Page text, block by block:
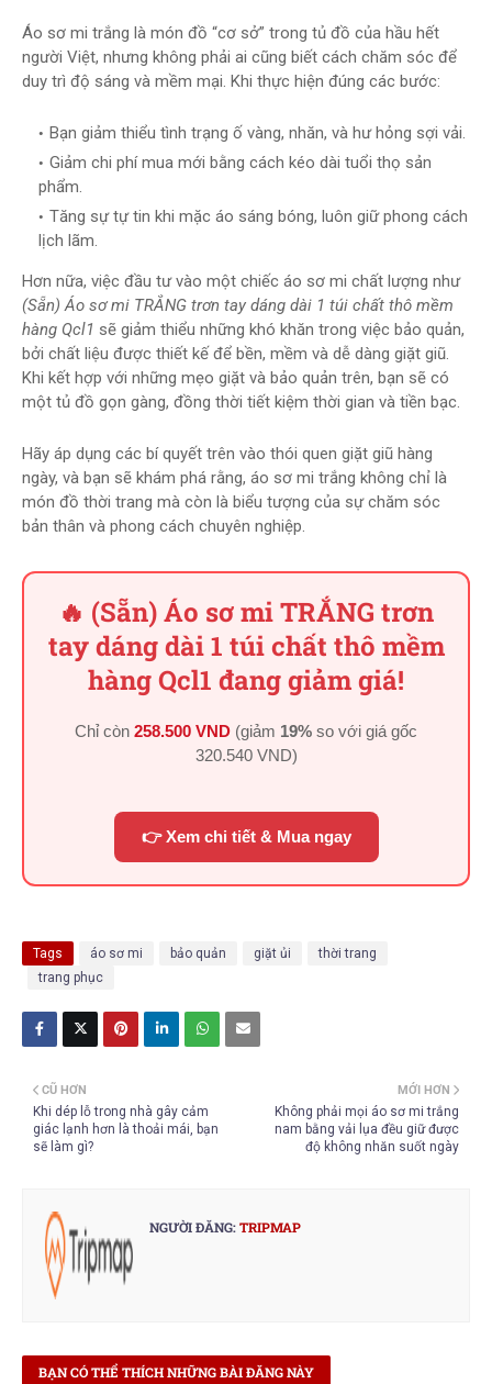
Áo sơ mi trắng là món đồ “cơ sở” trong tủ đồ của hầu hết
người Việt, nhưng không phải ai cũng biết cách chăm sóc để
duy trì độ sáng và mềm mại. Khi thực hiện đúng các bước:
Bạn giảm thiểu tình trạng ố vàng, nhăn, và hư hỏng sợi vải.
Giảm chi phí mua mới bằng cách kéo dài tuổi thọ sản
phẩm.
Tăng sự tự tin khi mặc áo sáng bóng, luôn giữ phong cách
lịch lãm.
Hơn nữa, việc đầu tư vào một chiếc áo sơ mi chất lượng như
(Sẵn) Áo sơ mi TRẮNG trơn tay dáng dài 1 túi chất thô mềm
hàng Qcl1 sẽ giảm thiểu những khó khăn trong việc bảo quản,
bởi chất liệu được thiết kế để bền, mềm và dễ dàng giặt giũ.
Khi kết hợp với những mẹo giặt và bảo quản trên, bạn sẽ có
một tủ đồ gọn gàng, đồng thời tiết kiệm thời gian và tiền bạc.
Hãy áp dụng các bí quyết trên vào thói quen giặt giũ hàng
ngày, và bạn sẽ khám phá rằng, áo sơ mi trắng không chỉ là
món đồ thời trang mà còn là biểu tượng của sự chăm sóc
bản thân và phong cách chuyên nghiệp.
🔥 (Sẵn) Áo sơ mi TRẮNG trơn
tay dáng dài 1 túi chất thô mềm
hàng Qcl1 đang giảm giá!
Chỉ còn 258.500 VND (giảm 19% so với giá gốc
320.540 VND)
👉 Xem chi tiết & Mua ngay
Tags áo sơ mi bảo quản giặt ủi
thời trang
trang phục
MỚI HƠN
Không phải mọi áo sơ mi trắng
nam bằng vải lụa đều giữ được
độ không nhăn suốt ngày
CŨ HƠN
Khi dép lỗ trong nhà gây cảm
giác lạnh hơn là thoải mái, bạn
sẽ làm gì?
NGƯỜI ĐĂNG:TRIPMAP
BẠN CÓ THỂ THÍCH NHỮNG BÀI ĐĂNG NÀY